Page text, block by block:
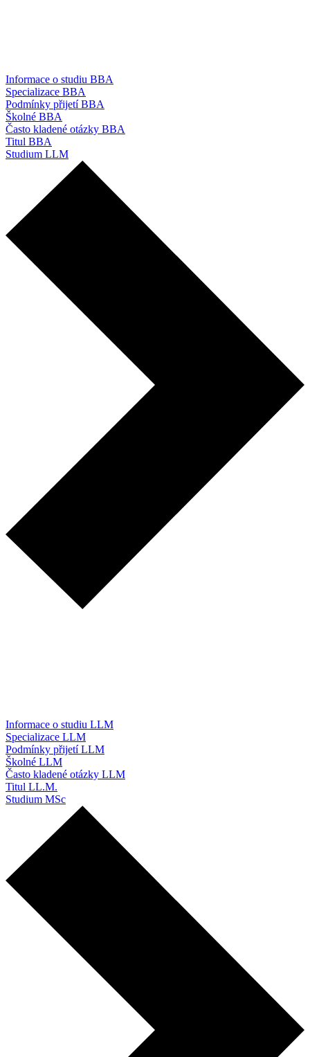
Informace o studiu BBA
Specializace BBA
Podmínky přijetí BBA
Školné BBA
Často kladené otázky BBA
Titul BBA
Studium LLM
Informace o studiu LLM
Specializace LLM
Podmínky přijetí LLM
Školné LLM
Často kladené otázky LLM
Titul LL.M.
Studium MSc